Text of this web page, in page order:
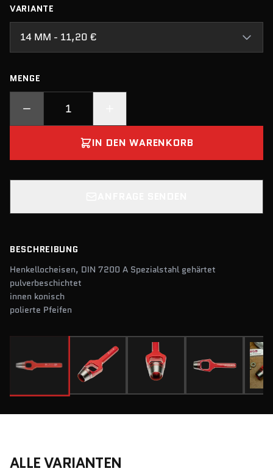
VARIANTE
14 MM - 11,20 €
MENGE
IN DEN WARENKORB
BESCHREIBUNG
Henkellocheisen, DIN 7200 A Spezialstahl gehärtet
pulverbeschichtet
innen konisch
polierte Pfeifen
ALLE VARIANTEN